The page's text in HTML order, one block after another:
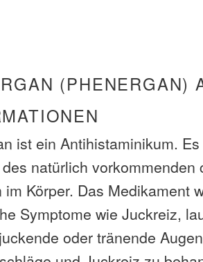
(PHENERGAN)
ist ein Antihistaminikum.
natürlich vorkommenden
im Körper. Das Medikament
Symptome wie Juckreiz,
oder tränende